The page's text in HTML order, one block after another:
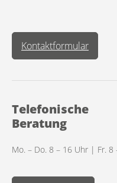
Kontaktformular
Telefonische
Beratung
Mo. – Do. 8 – 16 Uhr | Fr. 8